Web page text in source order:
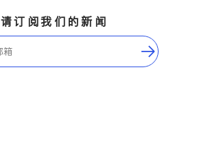
请订阅我们的新闻